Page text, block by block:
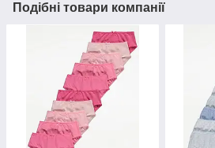
Подібні товари компанії